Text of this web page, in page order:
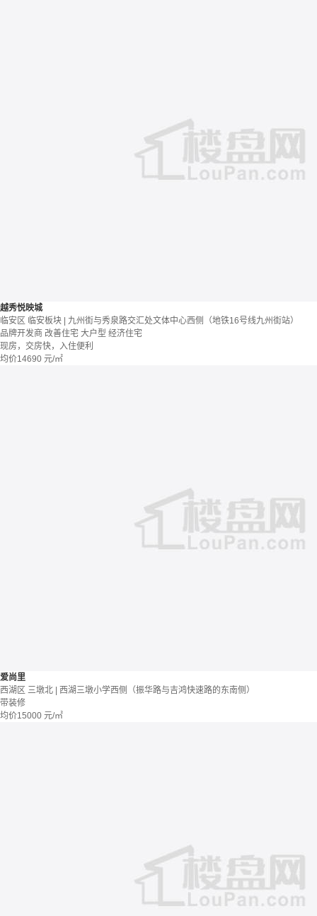
越秀悦映城
临安区 临安板块 | 九州街与秀泉路交汇处文体中心西侧（地铁16号线九州街站）
品牌开发商 改善住宅 大户型 经济住宅
现房，交房快，入住便利
均价14690 元/㎡
爱尚里
西湖区 三墩北 | 西湖三墩小学西侧（振华路与吉鸿快速路的东南侧）
带装修
均价15000 元/㎡